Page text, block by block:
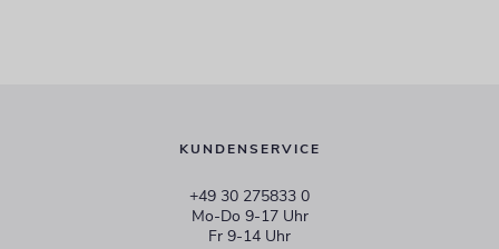
KUNDENSERVICE
+49 30 275833 0
Mo-Do 9-17 Uhr
Fr 9-14 Uhr